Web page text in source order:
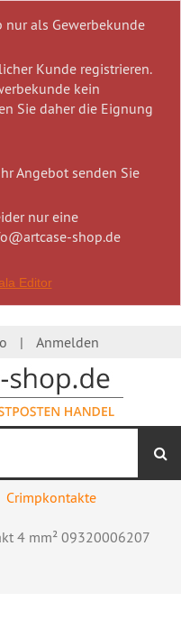
nur als Gewerbekunde
Kunde registrieren.
kein
Sie daher die Eignung
Angebot senden Sie
nur eine
shop.de
Editor
Anmelden
Crimpkontakte
4 mm² 09320006207